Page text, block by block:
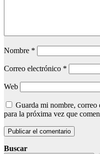
Nombre *
Correo electrónico *
Web
Guarda mi nombre, correo
para la próxima vez que
Buscar